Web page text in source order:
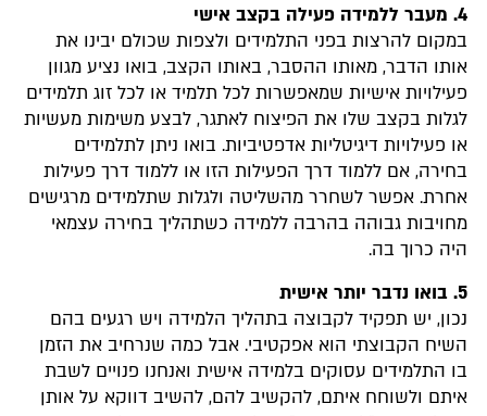
4. מעבר ללמידה פעילה בקצב אישי
במקום להרצות בפני התלמידים ולצפות שכולם יבינו את
אותו הדבר, מאותו ההסבר, באותו הקצב, בואו נציע מגוון
פעילויות אישיות שמאפשרות לכל תלמיד או לכל זוג תלמידים
לגלות בקצב שלו את הפיצוח לאתגר, לבצע משימות מעשיות
או פעילויות דיגיטליות אדפטיביות. בואו ניתן לתלמידים
בחירה, אם ללמוד דרך הפעילות הזו או ללמוד דרך פעילות
אחרת. אפשר לשחרר מהשליטה ולגלות שתלמידים מרגישים
מחויבות גבוהה בהרבה ללמידה כשתהליך בחירה עצמאי
היה כרוך בה.
5. בואו נדבר יותר אישית
נכון, יש תפקיד לקבוצה בתהליך הלמידה ויש רגעים בהם
השיח הקבוצתי הוא אפקטיבי. אבל כמה שנרחיב את הזמן
בו התלמידים עסוקים בלמידה אישית ואנחנו פנויים לשבת
איתם ולשוחח איתם, להקשיב להם, להשיב דווקא על אותן